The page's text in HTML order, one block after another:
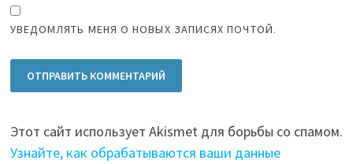
УВЕДОМЛЯТЬ МЕНЯ О НОВЫХ ЗАПИСЯХ ПОЧТОЙ.
Этот сайт использует Akismet для борьбы со спамом.
Узнайте, как обрабатываются ваши данные